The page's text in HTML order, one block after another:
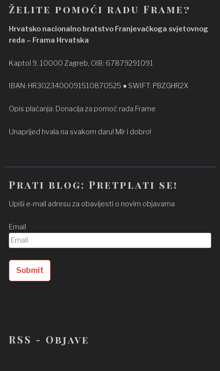
Želite pomoći radu Frame?
Hrvatsko nacionalno bratstvo Franjevačkoga svjetovnog
reda – Frama Hrvatska
Kaptol 9, 10000 Zagreb, OIB: 67879291091
IBAN: HR3023400091510870525 ● SWIFT: PBZGHR2X
Opis plaćanja: Donacija za pomoć rada Frame
Unaprijed hvala na svakom daru! Mir i dobro!
Prati blog: Pretplati se!
Upiši e-mail adresu za obavijesti o novim objavama
Email
RSS - Objave